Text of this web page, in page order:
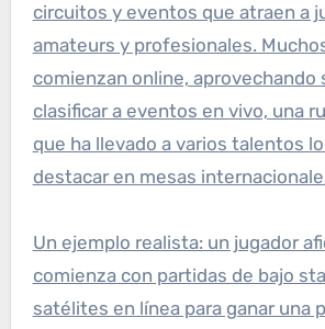
circuitos y eventos que atraen a
amateurs y profesionales.
comienzan online, aprovechando
clasificar a eventos en vivo, una
que ha llevado a varios talentos
destacar en mesas
Un ejemplo realista: un jugador
comienza con partidas de bajo
satélites en línea para ganar una